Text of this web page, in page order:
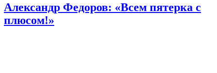
Александр Федоров: «Всем пятерка с
плюсом!»